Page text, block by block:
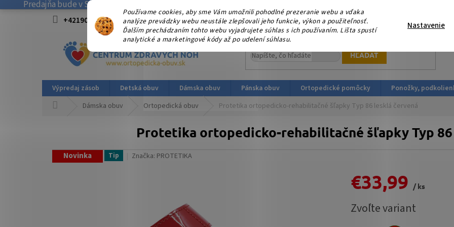
Používame cookies, aby sme Vám umožnili pohodlné prezeranie webu a vďaka
analýze prevádzky webu neustále zlepšovali jeho funkcie, výkon a použiteľnosť.
Ďalším prechádzaním tohto webu vyjadrujete súhlas s ich používaním. Lišta spustí
analytické a marketingové kódy až po udelení súhlasu.
Nastavenie
Predajňa bude v SOBOTU 08.08.2026 ZATVORENÁ! . Ďakujeme, že nás podporujete platbou v HOTOVOSTI ! V sobotu
+421908915827 od 15:00-17:00 hod. info@ortopedicka-obuv.sk
HĽADAŤ
Výpredaj zásob Detská obuv Dámska obuv Pánska obuv Ortopedické pomôcky Ponožky,
Dámska obuv Ortopedická obuv Protetika ortopedicko-rehabilitačné šľapky Typ 86 lesklá červená
Protetika ortopedicko-rehabilitačné šľapky Typ
Novinka Tip Značka: PROTETIKA
€33,99
/ ks
cena:
Zvoľte variant